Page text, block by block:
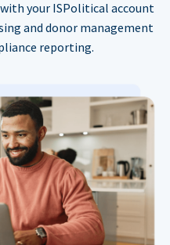
your ISPolitical account
and donor management
reporting.